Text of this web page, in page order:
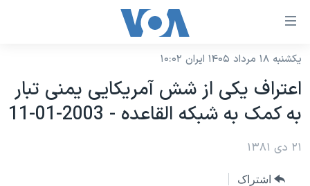
لینکهای
دسترسی
جهش
محتوای
اصلی
جهش
نسخه سبک وب‌سایت
موضوع ها
ایران
آمریکا
برنامه های تلویزیونی
جدول برنامه ها
یکشنبه ۱۸ مرداد ۱۴۰۵ ایران ۱۰:۰۲
اعتراف يکی از شش آمريکايی يمنی تبار
به کمک به شبکه القاعده - 2003-01-11
۲۱ دی ۱۳۸۱
اشتراک